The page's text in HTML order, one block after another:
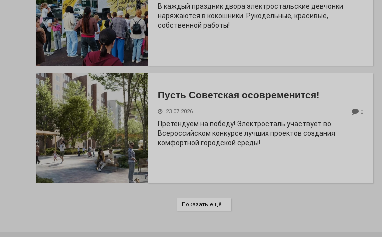
В каждый праздник двора электростальские девчонки
наряжаются в кокошники. Рукодельные, красивые,
собственной работы!
Пусть Советская осовременится!
23.07.2026 0
Претендуем на победу! Электросталь участвует во
Всероссийском конкурсе лучших проектов создания
комфортной городской среды!
Показать ещё...